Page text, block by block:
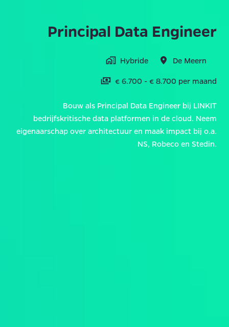
Principal Data Engineer
Hybride
De Meern
€ 6.700 - € 8.700 per maand
Bouw als Principal Data Engineer bij LINKIT
bedrijfskritische data platformen in de cloud. Neem
eigenaarschap over architectuur en maak impact bij o.a.
NS, Robeco en Stedin.